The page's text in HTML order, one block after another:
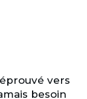
vers
besoin